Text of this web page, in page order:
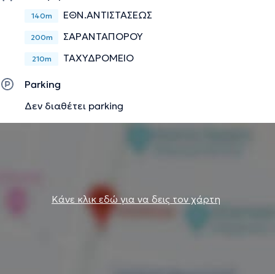
140m ΕΘΝ.ΑΝΤΙΣΤΑΣΕΩΣ
200m ΣΑΡΑΝΤΑΠΟΡΟΥ
210m ΤΑΧΥΔΡΟΜΕΙΟ
Parking
Δεν διαθέτει parking
Κάνε κλικ εδώ για να δεις τον χάρτη